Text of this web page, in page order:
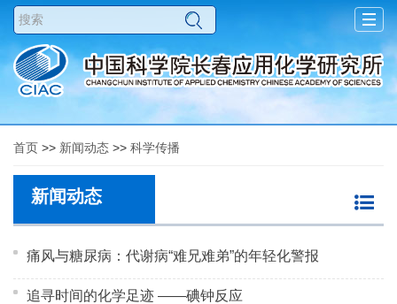
首页 >> 新闻动态 >> 科学传播
新闻动态
痛风与糖尿病：代谢病“难兄难弟”的年轻化警报
追寻时间的化学足迹 ——碘钟反应